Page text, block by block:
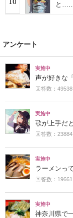
と……
アンケート
実施中
声が好きな
回答数：49538
実施中
歌が上手だ
回答数：23884
実施中
ラーメンっ
回答数：19661
実施中
神奈川県で